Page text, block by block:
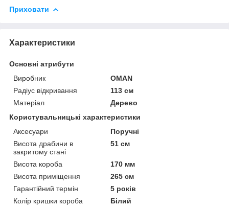
Приховати
Характеристики
Основні атрибути
Виробник
OMAN
Радіус відкривання
113 см
Матеріал
Дерево
Користувальницькі характеристики
Аксесуари
Поручні
Висота драбини в
закритому стані
51 см
Висота короба
170 мм
Висота приміщення
265 см
Гарантійний термін
5 років
Колір кришки короба
Білий